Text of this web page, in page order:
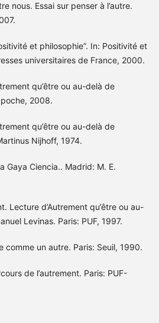
nous. Essai sur penser à l’autre.
et philosophie”. In: Positivité et
universitaires de France, 2000.
qu’être ou au-delà de
poche, 2008.
qu’être ou au-delà de
Nijhoff, 1974.
Gaya Ciencia.. Madrid: M. E.
Lecture d’Autrement qu’être ou au-
Levinas. Paris: PUF, 1997.
comme un autre. Paris: Seuil, 1990.
de l’autrement. Paris: PUF-